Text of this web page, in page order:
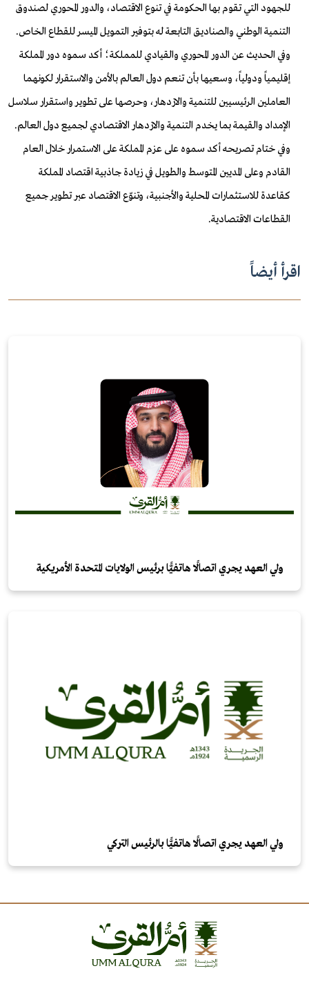
للجهود التي تقوم بها الحكومة في تنوع الاقتصاد، والدور المحوري لصندوق
التنمية الوطني والصناديق التابعة له بتوفير التمويل الميسر للقطاع الخاص.
وفي الحديث عن الدور المحوري والقيادي للمملكة؛ أكد سموه دور المملكة
إقليمياً ودولياً، وسعيها بأن تنعم دول العالم بالأمن والاستقرار لكونهما
العاملين الرئيسيين للتنمية والازدهار، وحرصها على تطوير واستقرار سلاسل
الإمداد والقيمة بما يخدم التنمية والازدهار الاقتصادي لجميع دول العالم.
وفي ختام تصريحه أكد سموه على عزم المملكة على الاستمرار خلال العام
القادم وعلى المديين المتوسط والطويل في زيادة جاذبية اقتصاد المملكة
كقاعدة للاستثمارات المحلية والأجنبية، وتنوّع الاقتصاد عبر تطوير جميع
القطاعات الاقتصادية.
اقرأ أيضاً
ولي العهد يجري اتصالًا هاتفيًّا برئيس الولايات المتحدة الأمريكية
ولي العهد يجري اتصالًا هاتفيًّا بالرئيس التركي